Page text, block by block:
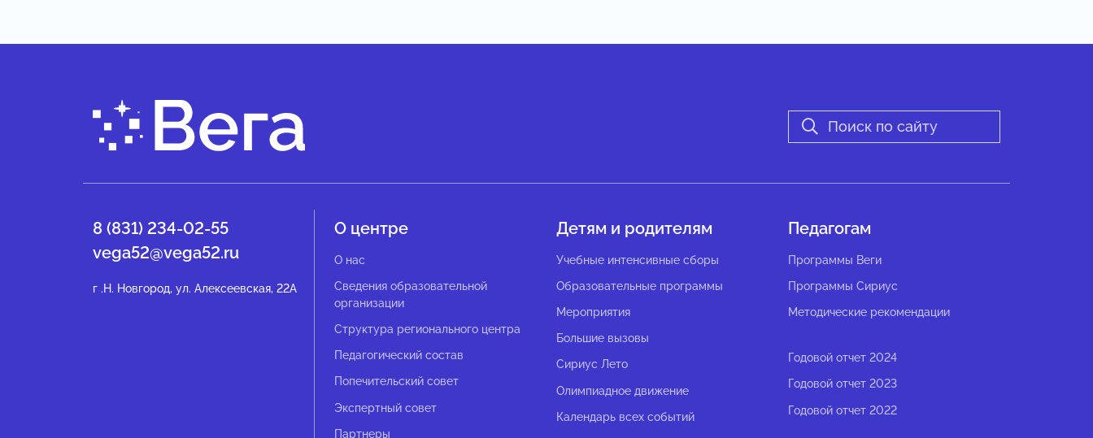
8 (831) 234-02-55
vega52@vega52.ru
г .Н. Новгород, ул. Алексеевская, 22А
О центре
О нас
Сведения образовательной
организации
Структура регионального центра
Педагогический состав
Попечительский совет
Экспертный совет
Партнеры
Детям и родителям
Учебные интенсивные сборы
Образовательные программы
Мероприятия
Большие вызовы
Сириус Лето
Олимпиадное движение
Календарь всех событий
Педагогам
Программы Веги
Программы Сириус
Методические рекомендации
Годовой отчет 2024
Годовой отчет 2023
Годовой отчет 2022